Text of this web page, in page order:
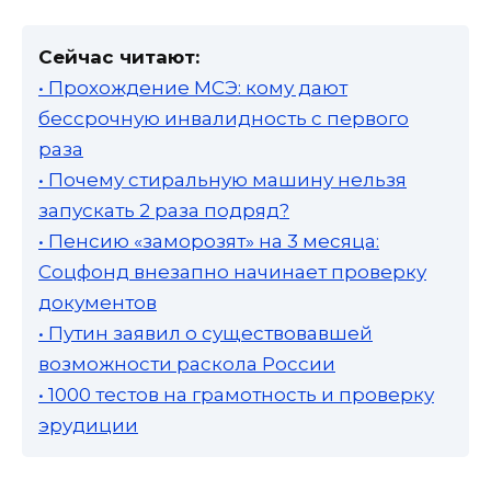
Сейчас читают:
• Прохождение МСЭ: кому дают
бессрочную инвалидность с первого
раза
• Почему стиральную машину нельзя
запускать 2 раза подряд?
• Пенсию «заморозят» на 3 месяца:
Соцфонд внезапно начинает проверку
документов
• Путин заявил о существовавшей
возможности раскола России
• 1000 тестов на грамотность и проверку
эрудиции